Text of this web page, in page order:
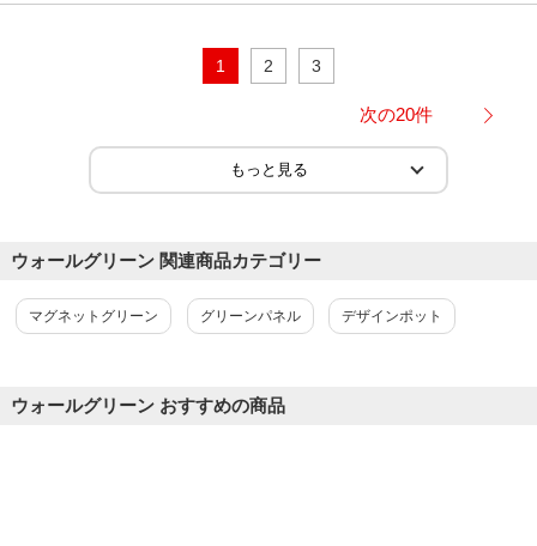
1 2 3
次の20件
ウォールグリーン 関連商品カテゴリー
マグネットグリーン グリーンパネル デザインポット
ウォールグリーン おすすめの商品